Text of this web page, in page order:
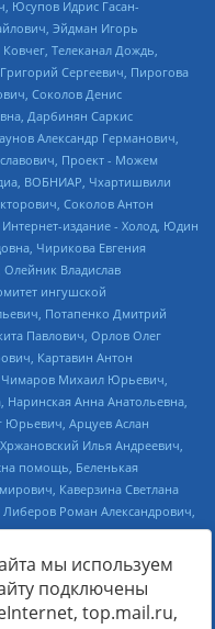
files/reestr-
мы используем
подключены
top.mail.ru,